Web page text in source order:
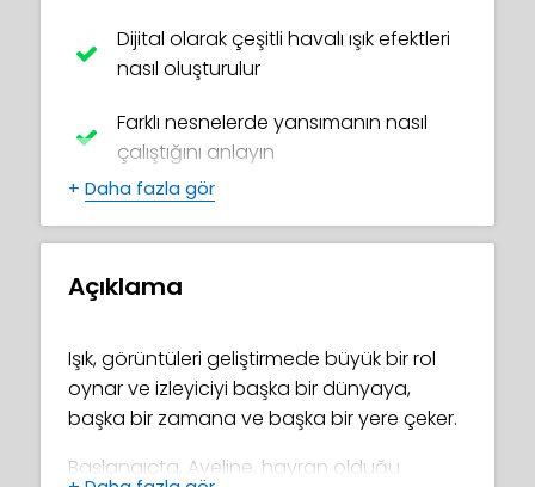
Dijital olarak çeşitli havalı ışık efektleri
nasıl oluşturulur
Farklı nesnelerde yansımanın nasıl
çalıştığını anlayın
Procreate'te farklı blend modları ile ışık
Renk nitelikleri ve renklerle nasıl anlam
Gölgeleme tekniklerinde ve Procreate
araçlarının kullanımında ustalaşın
Aynı resmi gün ışığında, gün
+ Daha fazla gör
Açıklama
Işık, görüntüleri geliştirmede büyük bir rol
oynar ve izleyiciyi başka bir dünyaya,
başka bir zamana ve başka bir yere çeker.
Başlangıçta, Aveline, hayran olduğu